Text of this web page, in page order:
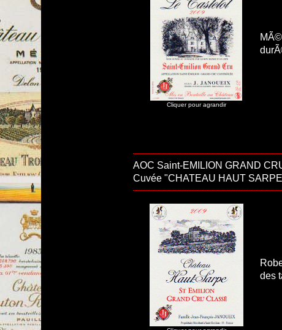
Cliquer pour agrandir
AOC Saint-EMILION GRAND
Cuvée "CHATEAU HAUT
des